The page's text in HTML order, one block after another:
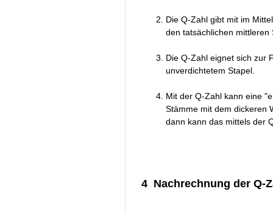
Die Q-Zahl gibt mit im
den tatsächlichen
Die Q-Zahl eignet sich zur
unverdichtetem Stapel.
Mit der Q-Zahl kann eine
Stämme mit dem dickeren
dann kann das mittels der
4 Nachrechnung der Q-